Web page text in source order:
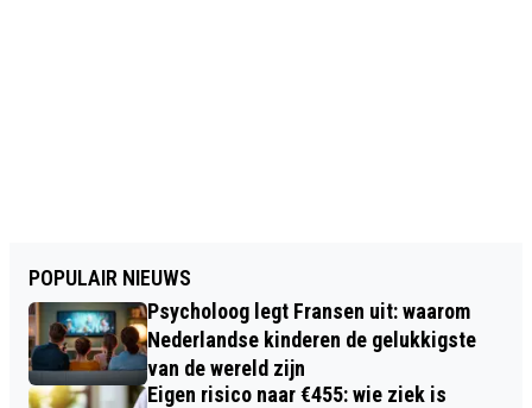
POPULAIR NIEUWS
Psycholoog legt Fransen uit: waarom
Nederlandse kinderen de gelukkigste
van de wereld zijn
Eigen risico naar €455: wie ziek is